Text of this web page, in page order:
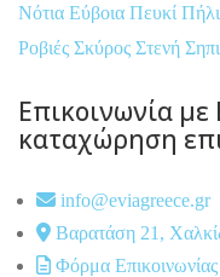
Νότια Εύβοια Πευκί Πήλι
Ροβιές Σκύρος Στενή
Επικοινωνία με
καταχώρηση
info@eviagreece.gr
Βαρατάση 21,
Φόρμα Επικοινωνίας